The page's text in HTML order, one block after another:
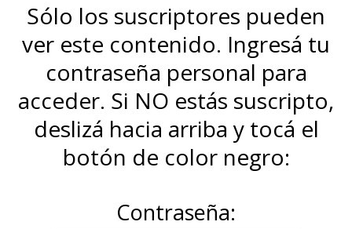
Sólo los suscriptores pueden
ver este contenido. Ingresá tu
contraseña personal para
acceder. Si NO estás suscripto,
deslizá hacia arriba y tocá el
botón de color negro:
Contraseña: